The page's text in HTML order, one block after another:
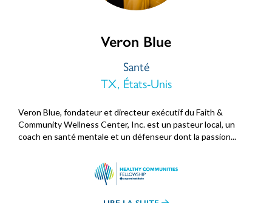
Veron Blue
Santé
TX, États-Unis
Veron Blue, fondateur et directeur exécutif du Faith &
Community Wellness Center, Inc. est un pasteur local, un
coach en santé mentale et un défenseur dont la passion...